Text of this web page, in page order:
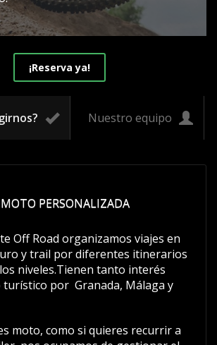
¡Reserva ya!
Nuestro equipo
PERSONALIZADA
Off Road organizamos viajes en
y trail por diferentes itinerarios
niveles.Tienen tanto interés
turístico por Granada, Málaga y
moto, como si quieres recurrir a